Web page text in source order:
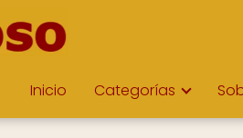
Inicio Categorías